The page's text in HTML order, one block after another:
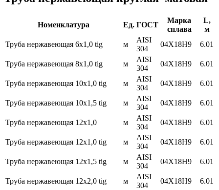
Номенклатура Ед. ГОСТ
Марка
сплава
L,
м
Труба нержавеющая 6х1,0 tig
м
AISI
304
04Х18Н9 6.01
Труба нержавеющая 8х1,0 tig м
AISI
304
04Х18Н9 6.01
Труба нержавеющая 10х1,0 tig м
AISI
304
04Х18Н9 6.01
Труба нержавеющая 10х1,5 tig м
AISI
304
04Х18Н9 6.01
Труба нержавеющая 12х1,0 м
AISI
304
04Х18Н9 6.01
Труба нержавеющая 12х1,0 tig м
AISI
304
04Х18Н9 6.01
Труба нержавеющая 12х1,5 tig м
AISI
304
04Х18Н9 6.01
Труба нержавеющая 12х2,0 tig м
AISI
304
04Х18Н9 6.01